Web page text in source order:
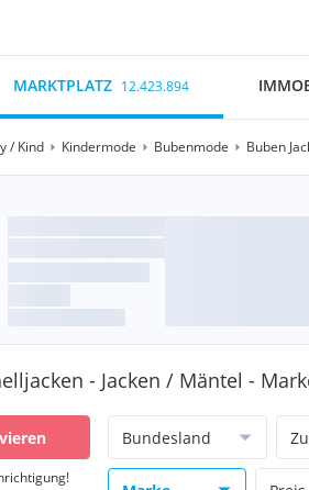
MARKTPLATZ 12.423.894
/ Kind Kindermode Bubenmode Buben
- Jacken / Mäntel -
Bundesland